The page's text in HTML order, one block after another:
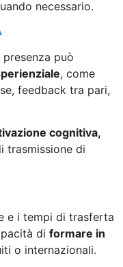
necessario.
può
, come
feedback tra pari,
cognitiva,
trasmissione di
e i tempi di trasferta
di formare in
o internazionali.